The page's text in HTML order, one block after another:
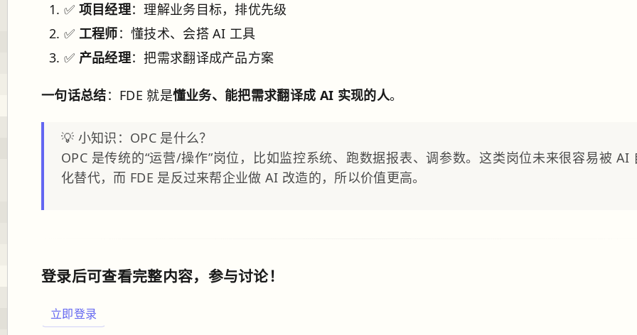
✅ 项目经理：理解业务目标，排优先级
✅ 工程师：懂技术、会搭 AI 工具
✅ 产品经理：把需求翻译成产品方案
一句话总结：FDE 就是懂业务、能把需求翻译成 AI 实现的人。
💡 小知识：OPC 是什么？
OPC 是传统的“运营/操作”岗位，比如监控系统、跑数据报表、调参数。这类岗位未来很容易被 AI
化替代，而 FDE 是反过来帮企业做 AI 改造的，所以价值更高。
登录后可查看完整内容，参与讨论！
立即登录